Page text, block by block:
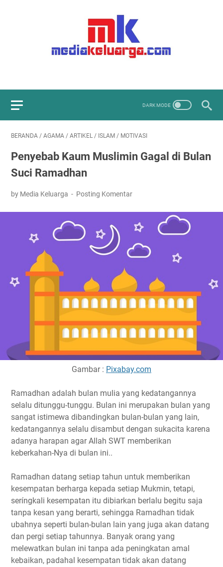
BERANDA / AGAMA / ARTIKEL / ISLAM / MOTIVASI
Penyebab Kaum Muslimin Gagal di Bulan
Suci Ramadhan
by Media Keluarga Posting Komentar
Gambar : Pixabay.com
Ramadhan adalah bulan mulia yang kedatangannya
selalu ditunggu-tunggu. Bulan ini merupakan bulan yang
sangat istimewa dibandingkan bulan-bulan yang lain,
kedatangannya selalu disambut dengan sukacita karena
adanya harapan agar Allah SWT memberikan
keberkahan-Nya di bulan ini..
Ramadhan datang setiap tahun untuk memberikan
kesempatan berharga kepada setiap Mukmin, tetapi,
seríngkali kesempatan itu dibiarkan berlalu begitu saja
tanpa kesan yang berarti, sehingga Ramadhan tidak
ubahnya seperti bulan-bulan lain yang juga akan datang
dan pergi setiap tahunnya. Banyak orang yang
melewatkan bulan ini tanpa ada peningkatan amal
kebaikan, padahal kesempatan tidak akan datang